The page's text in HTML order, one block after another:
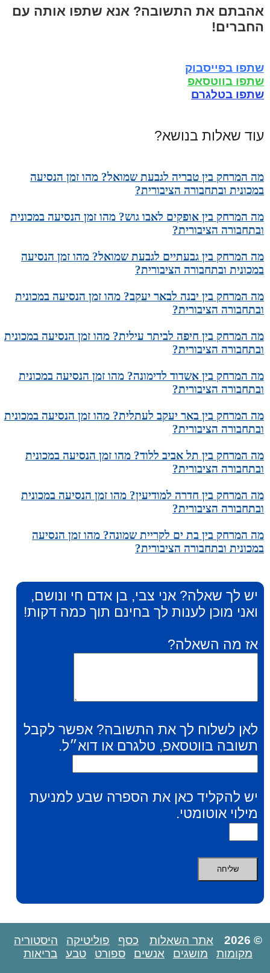
אהבתם את התשובה? אנא שתפו אותה עם
החברים!
שתפו בפייסבוק
שתפו בווטסאפ
שתפו בטלגרם
עוד שאלות בנושא?
מה המרחק בין טבריה לגבעת שמואל? מהו זמן הנסיעה
במכונית ובתחבורה הציבורית?
מה המרחק בין אופקים לאבו גוש? מהו זמן הנסיעה במכונית
ובתחבורה הציבורית?
מה המרחק בין גבעתיים לגבעת שמואל? מהו זמן הנסיעה
במכונית ובתחבורה הציבורית?
מה המרחק בין יבנה לבאר יעקב? מהו זמן הנסיעה במכונית
ובתחבורה הציבורית?
מה המרחק בין חיפה לביתר עילית? מהו זמן הנסיעה במכונית
ובתחבורה הציבורית?
מה המרחק בין אשדוד לדימונה? מהו זמן הנסיעה במכונית
ובתחבורה הציבורית?
מה המרחק בין באר יעקב לעתלית? מהו זמן הנסיעה במכונית
ובתחבורה הציבורית?
מה המרחק בין תל אביב ללוד? מהו זמן הנסיעה במכונית
ובתחבורה הציבורית?
מה המרחק בין חדרה למודיעין? מהו זמן הנסיעה במכונית
ובתחבורה הציבורית?
מה המרחק בין בת ים לקריית שמונה? מהו זמן הנסיעה
במכונית ובתחבורה הציבורית?
יש לך שאלה? אני צבי, בן אדם חי ונושם,
ואני מוכן לענות לך בחינם תוך כמה דקות!
אז מה השאלה?
לאן לשלוח לך את התשובה? אפשר לקבל
תשובה בווטסאפ, טלגרם או דוא״ל.
יש להקליד כאן את הספרה שבע למניעת
מילוי אוטומטי.
© 2026 אתר השאלות כסף פוליטיקה
היסטוריה
מקומות
מושגים אנשים ספורט טבע בריאות